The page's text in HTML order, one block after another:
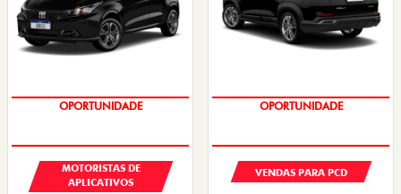
OPORTUNIDADE
MOTORISTAS DE
APLICATIVOS
OPORTUNIDADE
VENDAS PARA PCD